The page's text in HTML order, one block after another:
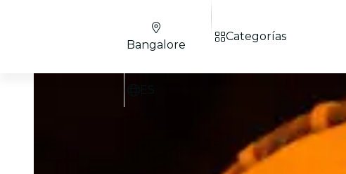
Bangalore
ES
Categorías